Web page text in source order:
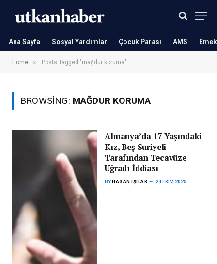
Ana Sayfa Sosyal Yardımlar Çocuk Parası AMS
Home » Posts Tagged "mağdur koruma"
BROWSING: MAĞDUR KORUMA
Almanya’da 17 Yaşındaki
Kız, Beş Suriyeli
Tarafından Tecavüze
Uğradı İddiası
BY HASAN IŞILAK 24 EKIM 2025